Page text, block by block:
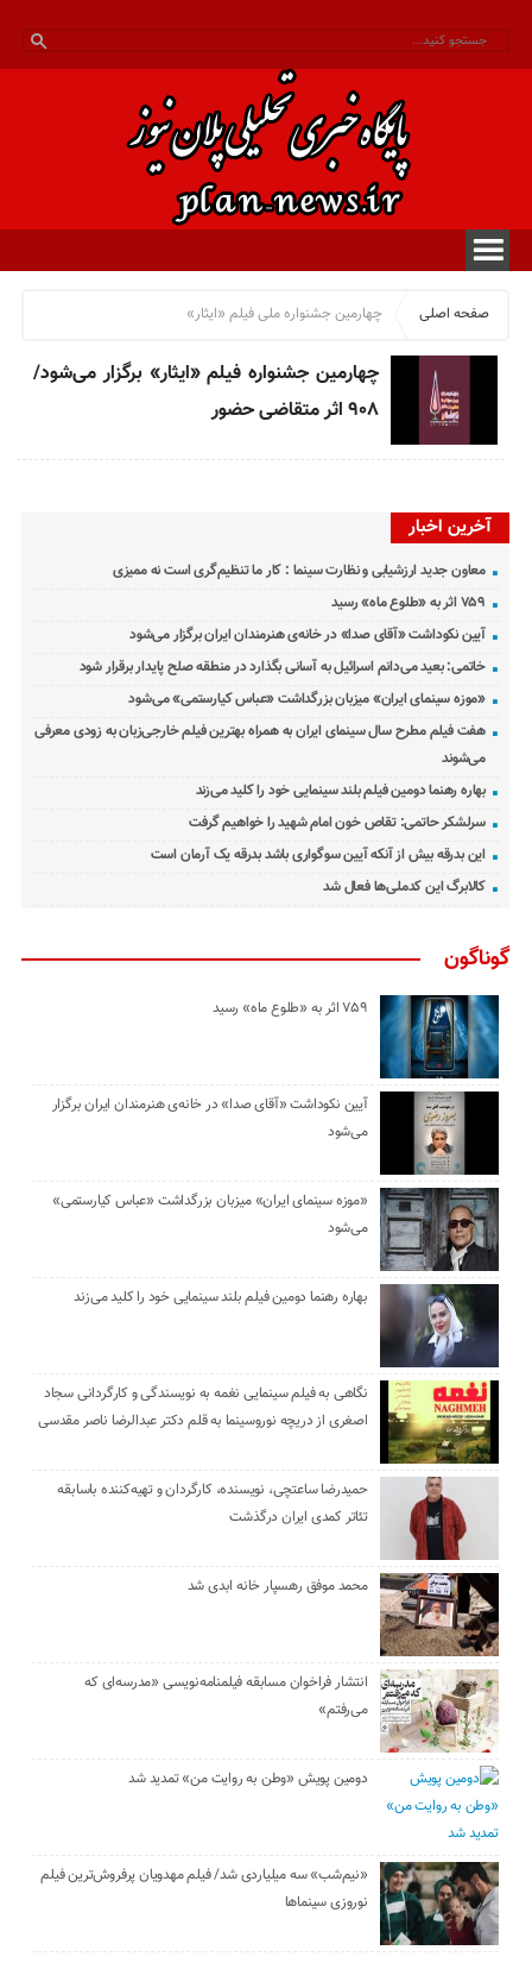
صفحه اصلی چهارمین جشنواره ملی فیلم «ایثار»
چهارمین جشنواره فیلم «ایثار» برگزار می‌شود/
۹۰۸ اثر متقاضی حضور
آخرین اخبار
معاون جدید ارزشیابی و نظارت سینما : کار ما تنظیم‌گری است نه ممیزی
۷۵۹ اثر به «طلوع ماه» رسید
آیین نکوداشت «آقای صدا» در خانه‌ی هنرمندان ایران برگزار می‌شود
خاتمی: بعید می‌دانم اسرائیل به آسانی بگذارد در منطقه صلح پایدار برقرار شود
«موزه سینمای ایران» میزبان بزرگداشت «عباس کیارستمی» می‌شود
هفت فیلم مطرح سال سینمای ایران به همراه بهترین فیلم خارجی‌زبان به زودی معرفی
می‌شوند
بهاره رهنما دومین فیلم بلند سینمایی خود را کلید می‌زند
سرلشکر حاتمی: تقاص خون امام شهید را خواهیم گرفت
این بدرقه بیش از آنکه آیین سوگواری باشد بدرقه یک آرمان است
کالابرگ این کدملی‌ها فعال شد
گوناگون
۷۵۹ اثر به «طلوع ماه» رسید
آیین نکوداشت «آقای صدا» در خانه‌ی هنرمندان ایران برگزار
می‌شود
«موزه سینمای ایران» میزبان بزرگداشت «عباس کیارستمی»
می‌شود
بهاره رهنما دومین فیلم بلند سینمایی خود را کلید می‌زند
نگاهی به فیلم سینمایی نغمه به نویسندگی و کارگردانی سجاد
اصغری از دریچه نوروسینما به قلم دکتر عبدالرضا ناصر مقدسی
حمیدرضا ساعتچی، نویسنده، کارگردان و تهیه‌کننده باسابقه
تئاتر کمدی ایران درگذشت
محمد موفق رهسپار خانه ابدی شد
انتشار فراخوان مسابقه فیلمنامه‌نویسی «مدرسه‌ای که
می‌رفتم»
دومین پویش «وطن به روایت من» تمدید شد
«نیم‌شب» سه میلیاردی شد/ فیلم مهدویان پرفروش‌ترین فیلم
نوروزی سینماها